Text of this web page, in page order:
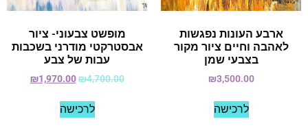
ארבע העונות נפגשות
לאהבה וחיים ציור מקור
בצבעי שמן
₪3,500.00
לרכישה
מופשט צבעוני- ציור
אבסטרקטי מודרני בשכבות
עבות של צבע
₪4,700.00
₪1,970.00
לרכישה